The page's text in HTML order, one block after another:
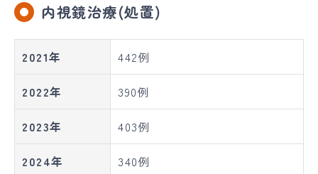
内視鏡治療(処置)
2021年 442例
2022年 390例
2023年 403例
2024年 340例